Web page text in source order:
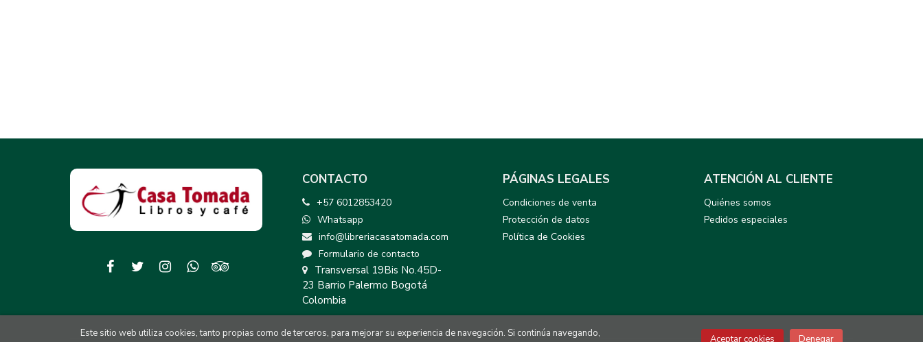
CONTACTO
+57 6012853420
Whatsapp
info@libreriacasatomada.com
Formulario de contacto
Transversal 19Bis No.45D-
23 Barrio Palermo Bogotá
Colombia
PÁGINAS LEGALES
Condiciones de venta
Protección de datos
Política de Cookies
ATENCIÓN AL CLIENTE
Quiénes somos
Pedidos especiales
Este sitio web utiliza cookies, tanto propias como de terceros, para mejorar su experiencia de navegación. Si continúa navegando,
Aceptar cookies Denegar